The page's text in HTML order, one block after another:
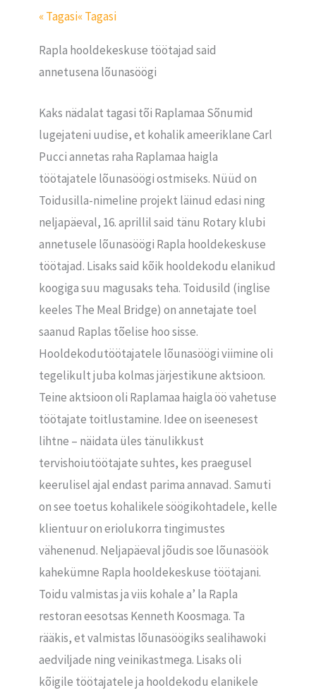
« Tagasi« Tagasi
Rapla hooldekeskuse töötajad said
annetusena lõunasöögi
Kaks nädalat tagasi tõi Raplamaa Sõnumid
lugejateni uudise, et kohalik ameeriklane Carl
Pucci annetas raha Raplamaa haigla
töötajatele lõunasöögi ostmiseks. Nüüd on
Toidusilla-nimeline projekt läinud edasi ning
neljapäeval, 16. aprillil said tänu Rotary klubi
annetusele lõunasöögi Rapla hooldekeskuse
töötajad. Lisaks said kõik hooldekodu elanikud
koogiga suu magusaks teha. Toidusild (inglise
keeles The Meal Bridge) on annetajate toel
saanud Raplas tõelise hoo sisse.
Hooldekodutöötajatele lõunasöögi viimine oli
tegelikult juba kolmas järjestikune aktsioon.
Teine aktsioon oli Raplamaa haigla öö vahetuse
töötajate toitlustamine. Idee on iseenesest
lihtne – näidata üles tänulikkust
tervishoiutöötajate suhtes, kes praegusel
keerulisel ajal endast parima annavad. Samuti
on see toetus kohalikele söögikohtadele, kelle
klientuur on eriolukorra tingimustes
vähenenud. Neljapäeval jõudis soe lõunasöök
kahekümne Rapla hooldekeskuse töötajani.
Toidu valmistas ja viis kohale a’ la Rapla
restoran eesotsas Kenneth Koosmaga. Ta
rääkis, et valmistas lõunasöögiks sealihawoki
aedviljade ning veinikastmega. Lisaks oli
kõigile töötajatele ja hooldekodu elanikele